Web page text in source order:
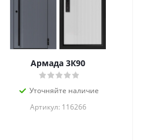
Армада 3К90
Уточняйте наличие
Артикул: 116266